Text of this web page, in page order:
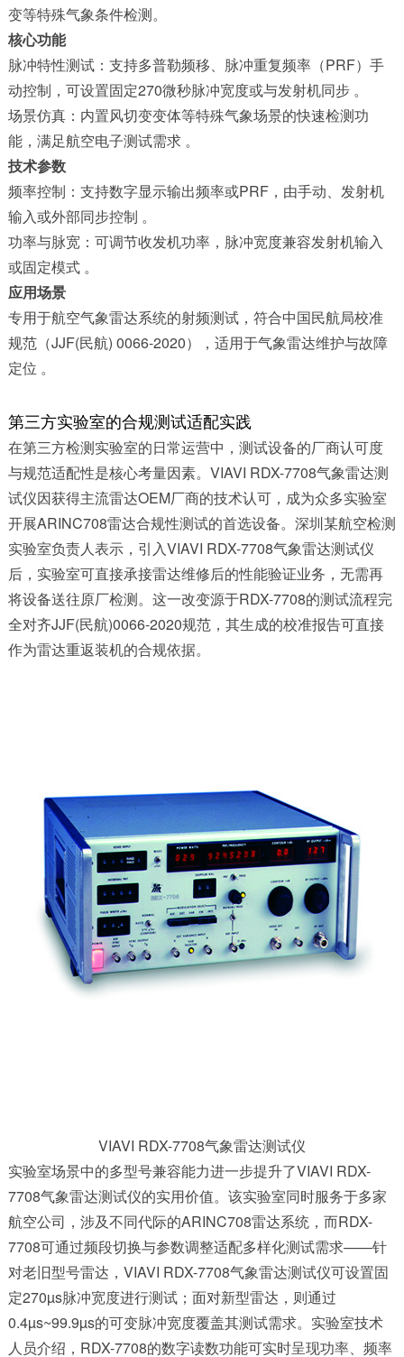
变等特殊气象条件检测。
核心功能
脉冲特性测试：支持多普勒频移、脉冲重复频率（PRF）手
动控制，可设置固定270微秒脉冲宽度或与发射机同步 。
场景仿真：内置风切变变体等特殊气象场景的快速检测功
能，满足航空电子测试需求 。
技术参数
频率控制：支持数字显示输出频率或PRF，由手动、发射机
输入或外部同步控制 。
功率与脉宽：可调节收发机功率，脉冲宽度兼容发射机输入
或固定模式 。
应用场景
专用于航空气象雷达系统的射频测试，符合中国民航局校准
规范（JJF(民航) 0066-2020），适用于气象雷达维护与故障
定位 。
第三方实验室的合规测试适配实践
在第三方检测实验室的日常运营中，测试设备的厂商认可度
与规范适配性是核心考量因素。VIAVI RDX-7708气象雷达测
试仪因获得主流雷达OEM厂商的技术认可，成为众多实验室
开展ARINC708雷达合规性测试的首选设备。深圳某航空检测
实验室负责人表示，引入VIAVI RDX-7708气象雷达测试仪
后，实验室可直接承接雷达维修后的性能验证业务，无需再
将设备送往原厂检测。这一改变源于RDX-7708的测试流程完
全对齐JJF(民航)0066-2020规范，其生成的校准报告可直接
作为雷达重返装机的合规依据。
VIAVI RDX-7708气象雷达测试仪
实验室场景中的多型号兼容能力进一步提升了VIAVI RDX-
7708气象雷达测试仪的实用价值。该实验室同时服务于多家
航空公司，涉及不同代际的ARINC708雷达系统，而RDX-
7708可通过频段切换与参数调整适配多样化测试需求——针
对老旧型号雷达，VIAVI RDX-7708气象雷达测试仪可设置固
定270µs脉冲宽度进行测试；面对新型雷达，则通过
0.4µs~99.9µs的可变脉冲宽度覆盖其测试需求。实验室技术
人员介绍，RDX-7708的数字读数功能可实时呈现功率、频率